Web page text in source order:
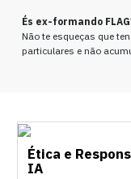
És ex-formando
Não te esqueças que
particulares e não
Ética e
IA